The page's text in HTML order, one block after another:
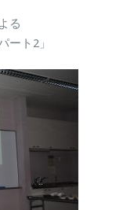
る
ート2」